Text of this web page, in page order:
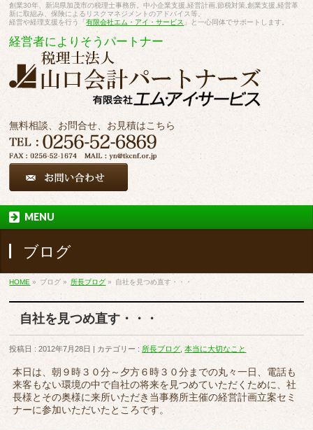
創業30年、新潟県加茂市の税理士事務所。中小企業支援,経営計画,節税対策,創業支援,経営革
新に取組み、保険によるリスクマネジメントのアドバイス等。
経営や経理支援を行う「有限会社エム・アイ・サービス 」と一心同体でサポートします。
経営者によりそうパートナー
無料相談、お問合せ、お見積はこちら
MENU
ブログ
HOME » ブログ » 所長ブログ » 自社を見つめ直す・・・
自社を見つめ直す・・・
投稿日 : 2012年7月28日 カテゴリー : 所長ブログ ,本当に大切なこと
本日は、朝９時３０分～夕方６時３０分までの丸々一日、電話も
来客もない環境の中で自社の将来を見つめていただくために、社
長様とその奥様に来所いただき当事務所主催の経営計画立案セミ
ナーに参加いただいたところです。